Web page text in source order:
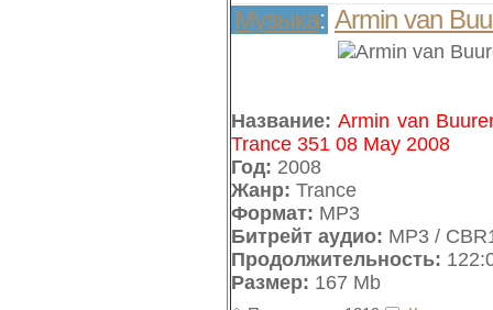
Музыка: Armin van
Название:Armin van
Trance 351 08 May 2008
Год: 2008
Жанр: Trance
Формат: MP3
Битрейт аудио: MP3 /
Продолжительность:
Размер: 167 Mb